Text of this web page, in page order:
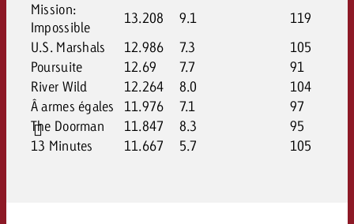
Mission:
Impossible
13.208 9.1
119
U.S. Marshals
12.986 7.3
105
Poursuite
12.69 7.7
91
River Wild
12.264 8.0
104
Â armes égales
11.976 7.1
97
The Doorman
11.847 8.3
95
13 Minutes
11.667 5.7 105